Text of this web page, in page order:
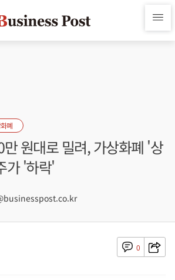
폐
원대로 밀려, 가상화폐 '상
가 '하락'
0